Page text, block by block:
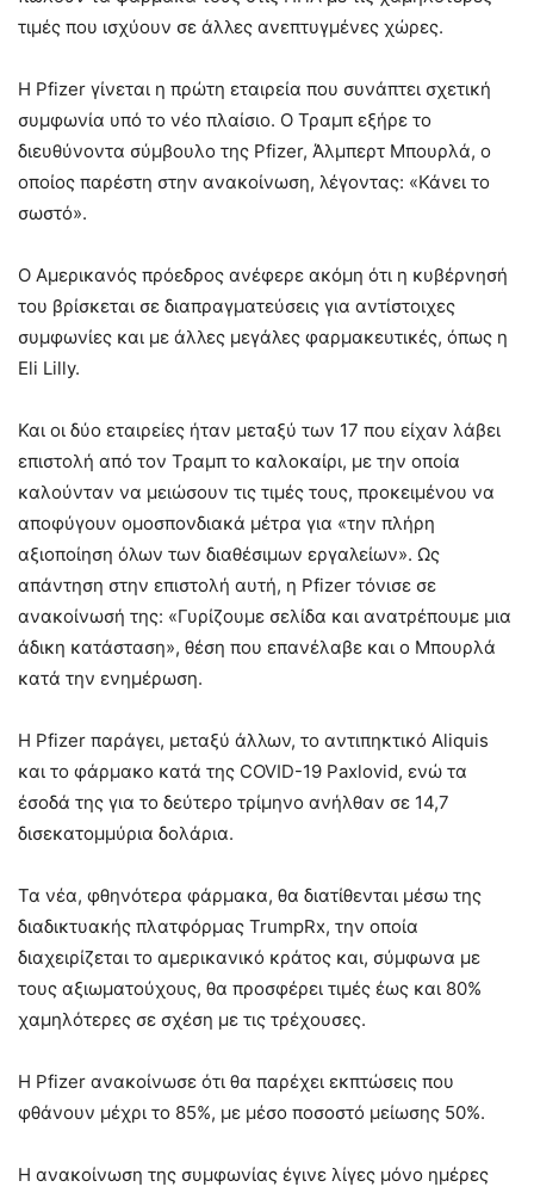
τιμές που ισχύουν σε άλλες ανεπτυγμένες χώρες.
Η Pfizer γίνεται η πρώτη εταιρεία που συνάπτει σχετική
συμφωνία υπό το νέο πλαίσιο. Ο Τραμπ εξήρε το
διευθύνοντα σύμβουλο της Pfizer, Άλμπερτ Μπουρλά, ο
οποίος παρέστη στην ανακοίνωση, λέγοντας: «Κάνει το
σωστό».
Ο Αμερικανός πρόεδρος ανέφερε ακόμη ότι η κυβέρνησή
του βρίσκεται σε διαπραγματεύσεις για αντίστοιχες
συμφωνίες και με άλλες μεγάλες φαρμακευτικές, όπως η
Eli Lilly.
Και οι δύο εταιρείες ήταν μεταξύ των 17 που είχαν λάβει
επιστολή από τον Τραμπ το καλοκαίρι, με την οποία
καλούνταν να μειώσουν τις τιμές τους, προκειμένου να
αποφύγουν ομοσπονδιακά μέτρα για «την πλήρη
αξιοποίηση όλων των διαθέσιμων εργαλείων». Ως
απάντηση στην επιστολή αυτή, η Pfizer τόνισε σε
ανακοίνωσή της: «Γυρίζουμε σελίδα και ανατρέπουμε μια
άδικη κατάσταση», θέση που επανέλαβε και ο Μπουρλά
κατά την ενημέρωση.
Η Pfizer παράγει, μεταξύ άλλων, το αντιπηκτικό Aliquis
και το φάρμακο κατά της COVID-19 Paxlovid, ενώ τα
έσοδά της για το δεύτερο τρίμηνο ανήλθαν σε 14,7
δισεκατομμύρια δολάρια.
Τα νέα, φθηνότερα φάρμακα, θα διατίθενται μέσω της
διαδικτυακής πλατφόρμας TrumpRx, την οποία
διαχειρίζεται το αμερικανικό κράτος και, σύμφωνα με
τους αξιωματούχους, θα προσφέρει τιμές έως και 80%
χαμηλότερες σε σχέση με τις τρέχουσες.
Η Pfizer ανακοίνωσε ότι θα παρέχει εκπτώσεις που
φθάνουν μέχρι το 85%, με μέσο ποσοστό μείωσης 50%.
Η ανακοίνωση της συμφωνίας έγινε λίγες μόνο ημέρες